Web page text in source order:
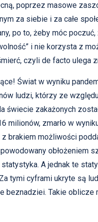
poprzez masowe
za siebie i za całe
po to, żeby móc
i nie korzysta z
czyli de facto ulega
Świat w wyniku
ludzi, którzy ze
świecie zakażonych
milionów, zmarło w
brakiem możliwości
obłożeniem
A jednak te
tymi cyframi ukryte są
beznadziei. Takie